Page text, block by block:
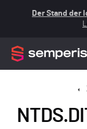
Der Stand der